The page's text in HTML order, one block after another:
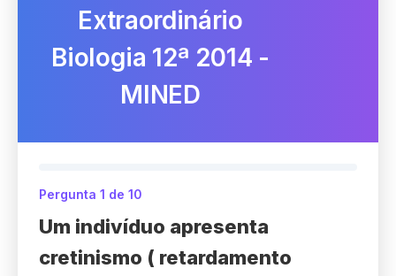
Extraordinário
Biologia 12ª 2014 -
MINED
Pergunta 1 de 10
Um indivíduo apresenta
cretinismo ( retardamento